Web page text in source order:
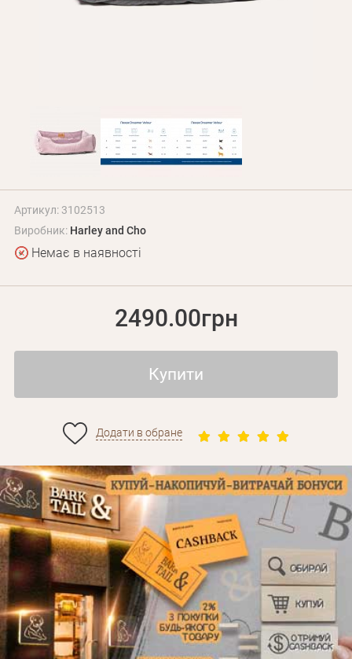
Артикул: 3102513
Виробник: Harley and Cho
Немає в наявності
2490.00грн
Купити
Додати в обране